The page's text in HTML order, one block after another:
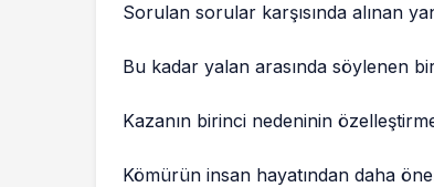
Sorulan sorular karşısında alınan
Bu kadar yalan arasında söylenen
Kazanın birinci nedeninin
Kömürün insan hayatından daha